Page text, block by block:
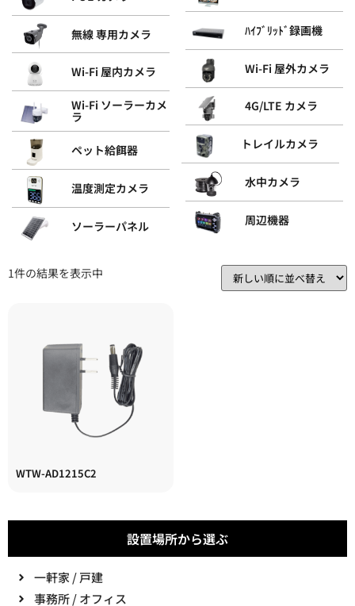
設置場所から選ぶ
一軒家 / 戸建
事務所 / オフィス
無線 専用カメラ
Wi-Fi 屋内カメラ
Wi-Fi ソーラーカメ
ラ
ペット給餌器
温度測定カメラ
ソーラーパネル
ﾊｲﾌﾞﾘｯﾄﾞ録画機
Wi-Fi 屋外カメラ
4G/LTE カメラ
トレイルカメラ
水中カメラ
周辺機器
1件の結果を表示中
WTW-AD1215C2